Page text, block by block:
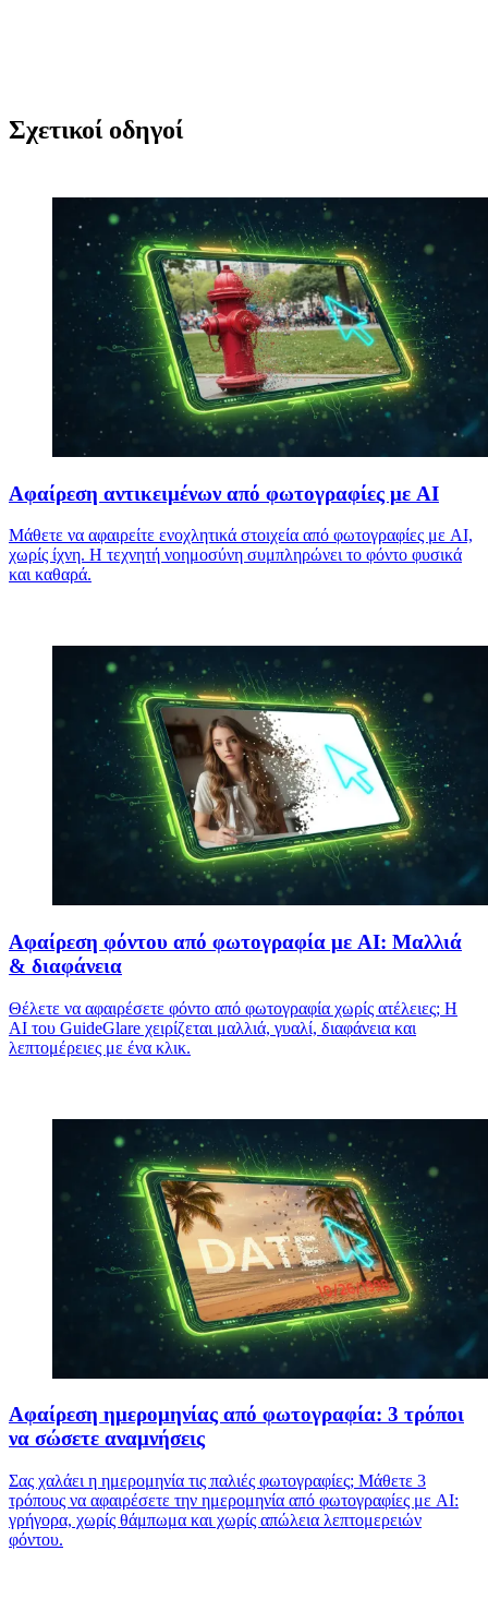
Σχετικοί οδηγοί
Αφαίρεση αντικειμένων από φωτογραφίες με AI
Μάθετε να αφαιρείτε ενοχλητικά στοιχεία από φωτογραφίες με AI,
χωρίς ίχνη. Η τεχνητή νοημοσύνη συμπληρώνει το φόντο φυσικά
και καθαρά.
Αφαίρεση φόντου από φωτογραφία με AI: Μαλλιά
& διαφάνεια
Θέλετε να αφαιρέσετε φόντο από φωτογραφία χωρίς ατέλειες; Η
AI του GuideGlare χειρίζεται μαλλιά, γυαλί, διαφάνεια και
λεπτομέρειες με ένα κλικ.
Αφαίρεση ημερομηνίας από φωτογραφία: 3 τρόποι
να σώσετε αναμνήσεις
Σας χαλάει η ημερομηνία τις παλιές φωτογραφίες; Μάθετε 3
τρόπους να αφαιρέσετε την ημερομηνία από φωτογραφίες με AI:
γρήγορα, χωρίς θάμπωμα και χωρίς απώλεια λεπτομερειών
φόντου.